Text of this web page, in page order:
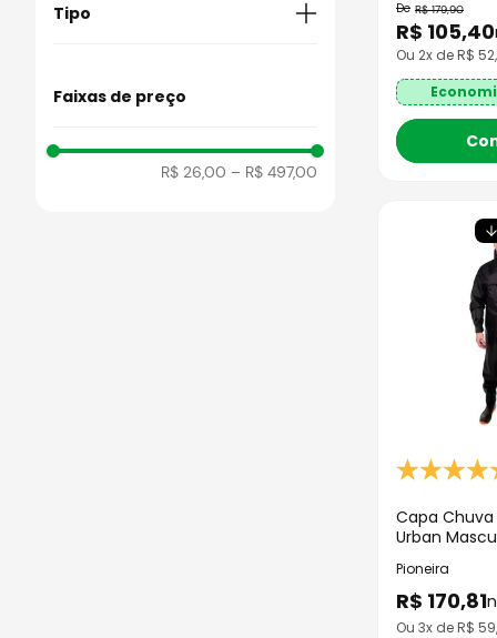
Tipo
Faixas de preço
R$ 26,00 – R$ 497,00
R$ 179,90
R$ 105,40
Ou 2x de R$
Capa Chuva
Urban
Pioneira
R$ 170,81
Ou 3x de R$